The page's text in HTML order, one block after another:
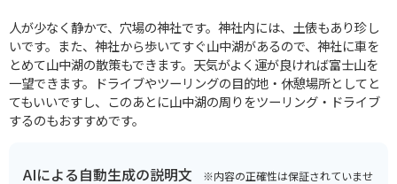
人が少なく静かで、穴場の神社です。神社内には、土俵もあり珍し
いです。また、神社から歩いてすぐ山中湖があるので、神社に車を
とめて山中湖の散策もできます。天気がよく運が良ければ富士山を
一望できます。ドライブやツーリングの目的地・休憩場所としてと
てもいいですし、このあとに山中湖の周りをツーリング・ドライブ
するのもおすすめです。
AIによる自動生成の説明文 ※内容の正確性は保証されていませ